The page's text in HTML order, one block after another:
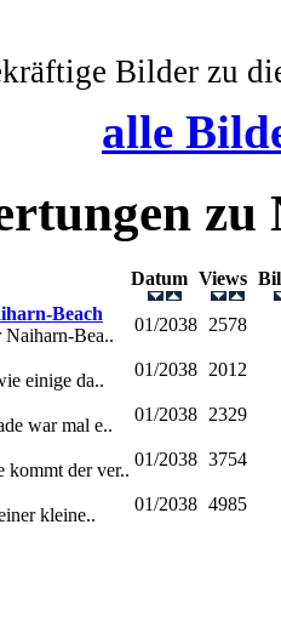
Bilder zu
alle
zu
Datum Views
Beach
Naiharn-Bea..
01/2038 2578
einige da..
01/2038 2012
war mal e..
01/2038 2329
kommt der ver..
01/2038 3754
kleine..
01/2038 4985